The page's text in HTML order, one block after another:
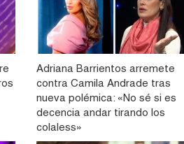
Adriana Barrientos arremete
contra Camila Andrade tras
nueva polémica: «No sé si es
decencia andar tirando los
colaless»